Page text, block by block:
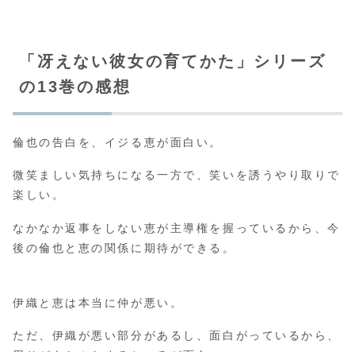
「冴えない彼女の育てかた」シリーズ
の13巻の感想
倫也の告白を、イジる恵が面白い。
微笑ましい気持ちになる一方で、笑いを誘うやり取りで
楽しい。
なかなか返事をしない恵が主導権を握っているから、今
後の倫也と恵の関係に期待ができる。
伊織と恵は本当に仲が悪い。
ただ、伊織が悪い部分があるし、面白がっているから、